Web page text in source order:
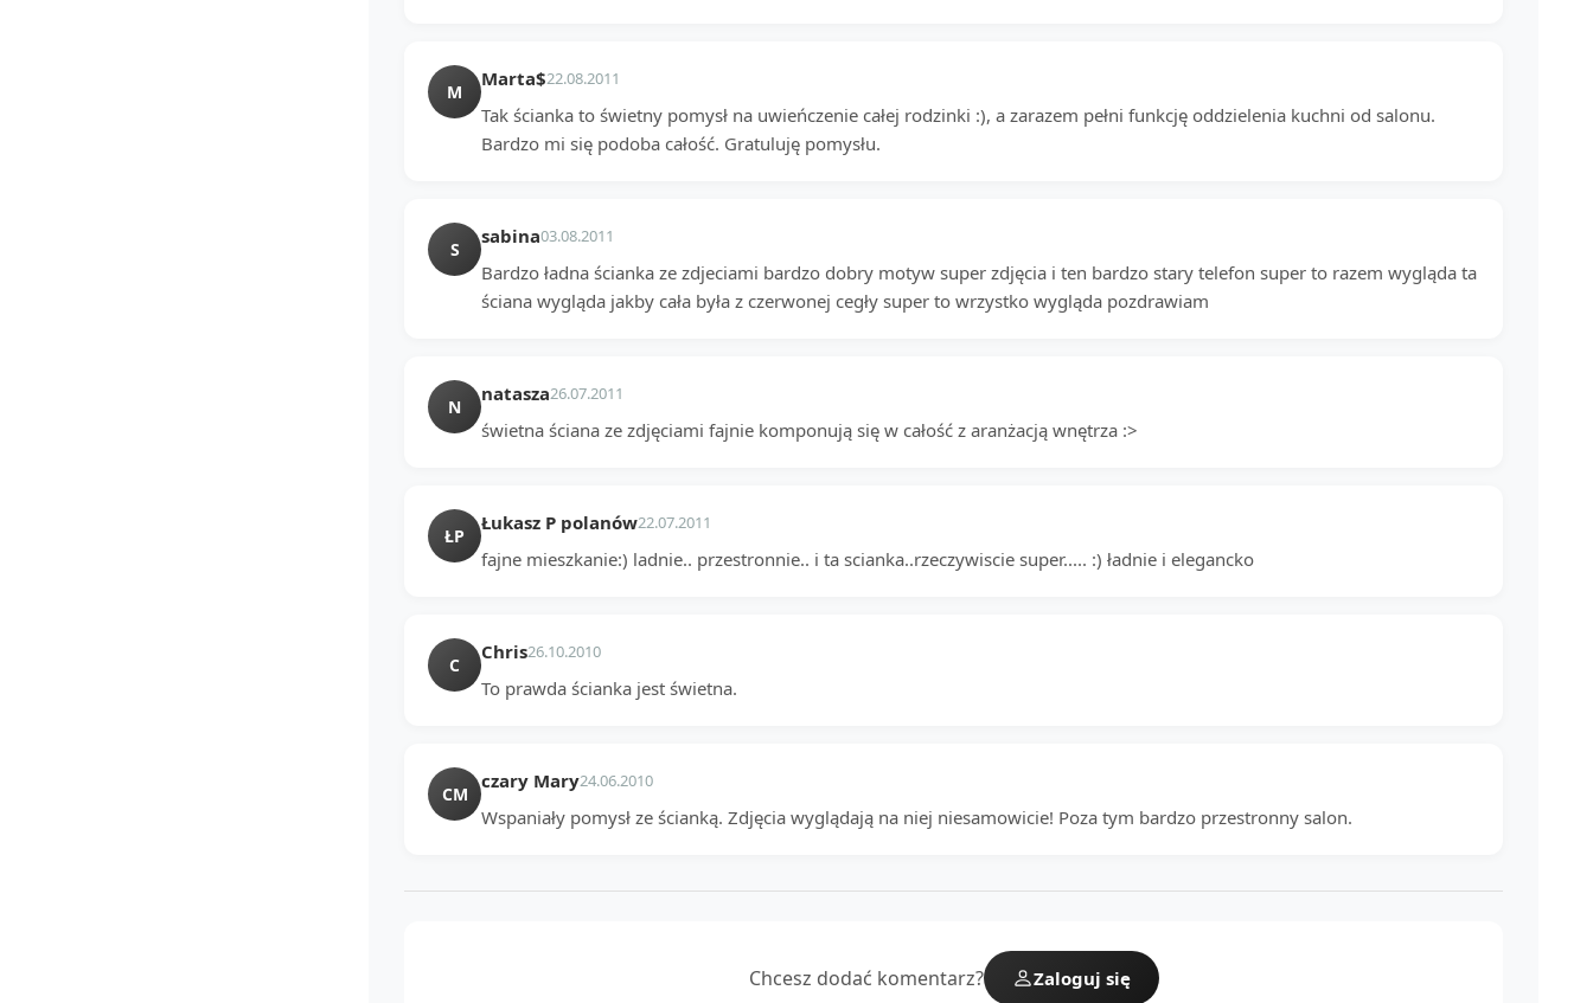
M
Marta$22.08.2011
Tak ścianka to świetny pomysł na uwieńczenie całej rodzinki :), a zarazem pełni funkcję oddzielenia kuchni od salonu.
Bardzo mi się podoba całość. Gratuluję pomysłu.
S
sabina03.08.2011
Bardzo ładna ścianka ze zdjeciami bardzo dobry motyw super zdjęcia i ten bardzo stary telefon super to razem wygląda ta
ściana wygląda jakby cała była z czerwonej cegły super to wrzystko wygląda pozdrawiam
N
natasza26.07.2011
świetna ściana ze zdjęciami fajnie komponują się w całość z aranżacją wnętrza :>
ŁP
Łukasz P polanów22.07.2011
fajne mieszkanie:) ladnie.. przestronnie.. i ta scianka..rzeczywiscie super..... :) ładnie i elegancko
C
Chris26.10.2010
To prawda ścianka jest świetna.
CM
czary Mary24.06.2010
Wspaniały pomysł ze ścianką. Zdjęcia wyglądają na niej niesamowicie! Poza tym bardzo przestronny salon.
Chcesz dodać komentarz? Zaloguj się